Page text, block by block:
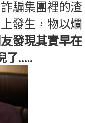
騙集團裡的渣
發生，物以爛
友發現其實早在
了.....